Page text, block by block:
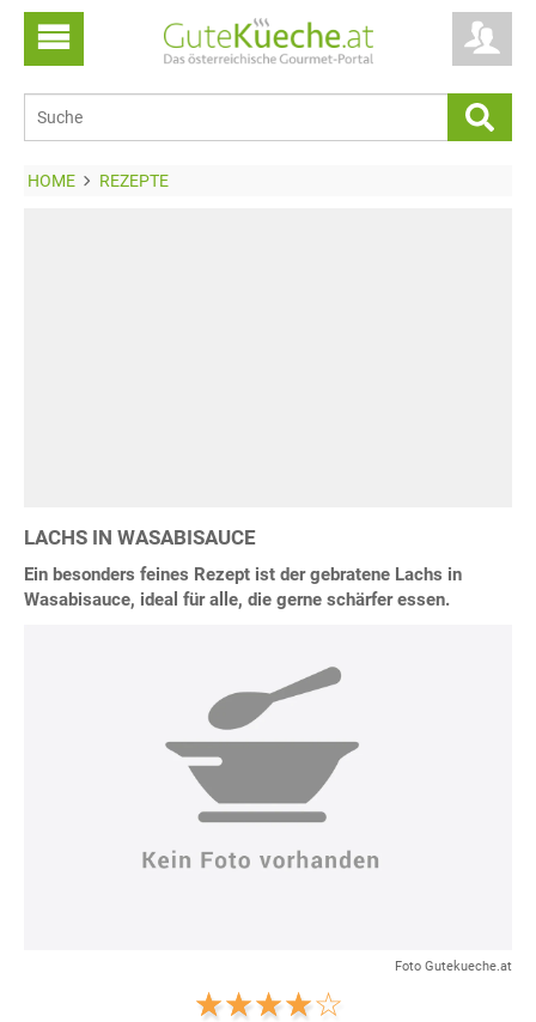
HOME REZEPTE
LACHS IN WASABISAUCE
Ein besonders feines Rezept ist der gebratene Lachs in
Wasabisauce, ideal für alle, die gerne schärfer essen.
Foto Gutekueche.at